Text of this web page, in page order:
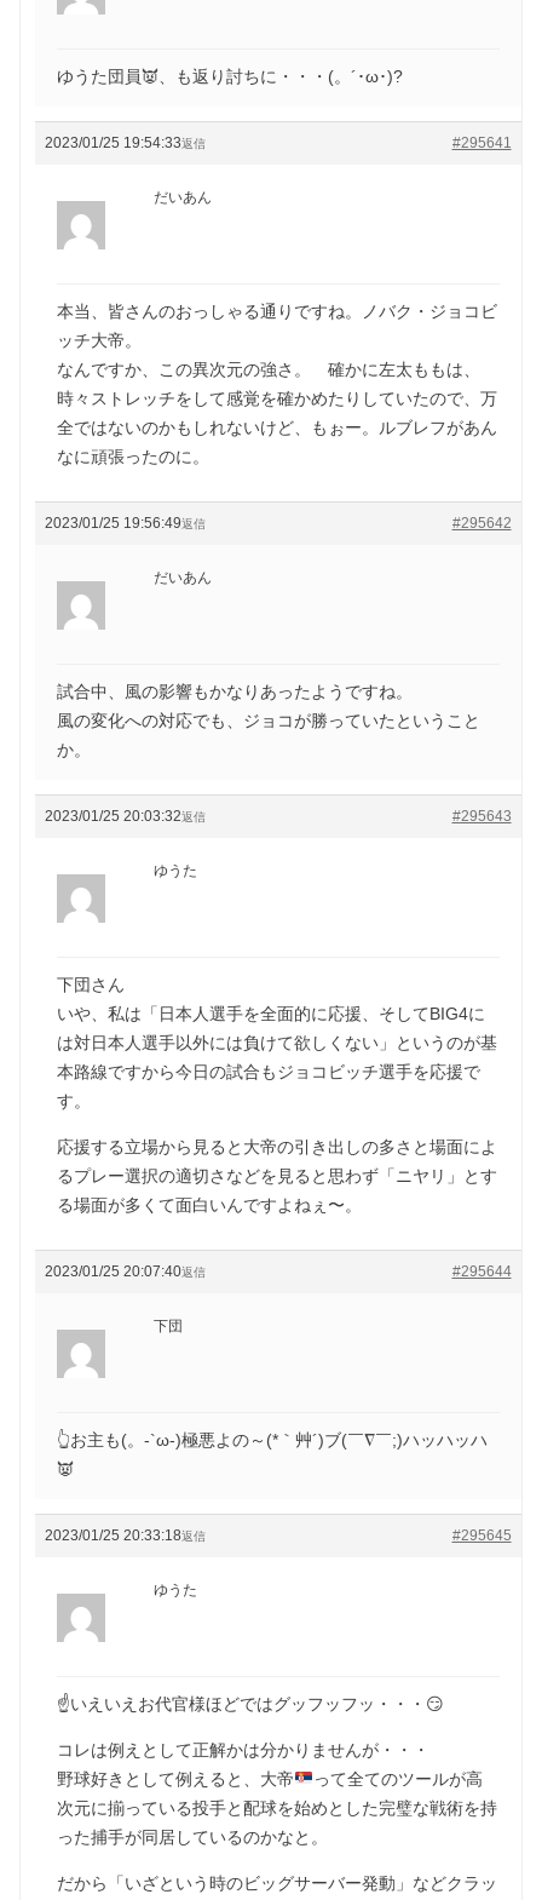
ゆうた団員👿、も返り討ちに・・・(。´･ω･)?
2023/01/25 19:54:33 #295641
返信
だいあん
本当、皆さんのおっしゃる通りですね。ノバク・ジョコビ
ッチ大帝。
なんですか、この異次元の強さ。 確かに左太ももは、
時々ストレッチをして感覚を確かめたりしていたので、万
全ではないのかもしれないけど、もぉー。ルブレフがあん
なに頑張ったのに。
2023/01/25 19:56:49 #295642
返信
だいあん
試合中、風の影響もかなりあったようですね。
風の変化への対応でも、ジョコが勝っていたということ
か。
2023/01/25 20:03:32 #295643
返信
ゆうた
下団さん
いや、私は「日本人選手を全面的に応援、そしてBIG4に
は対日本人選手以外には負けて欲しくない」というのが基
本路線ですから今日の試合もジョコビッチ選手を応援で
す。
応援する立場から見ると大帝の引き出しの多さと場面によ
るプレー選択の適切さなどを見ると思わず「ニヤリ」とす
る場面が多くて面白いんですよねぇ〜。
2023/01/25 20:07:40 #295644
返信
下団
👆お主も(。-`ω-)極悪よの～(*｀艸´)ブ(￣∇￣;)ハッハッハ
👿
2023/01/25 20:33:18 #295645
返信
ゆうた
☝️いえいえお代官様ほどではグッフッフッ・・・😏
コレは例えとして正解かは分かりませんが・・・
野球好きとして例えると、大帝
って全てのツールが高
次元に揃っている投手と配球を始めとした完璧な戦術を持
った捕手が同居しているのかなと。
だから「いざという時のビッグサーバー発動」などクラッ